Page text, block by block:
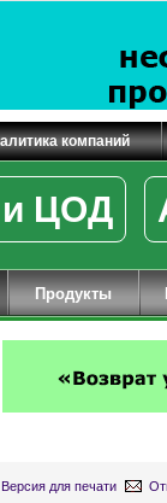
компаний
ЦОД
Продукты
Версия для печати